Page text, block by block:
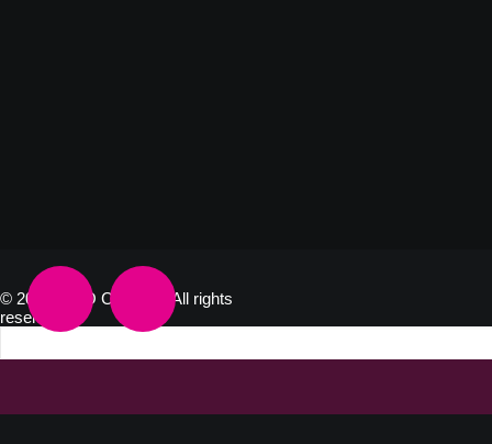
© 2026 KIDO Centrum. All rights
reserved